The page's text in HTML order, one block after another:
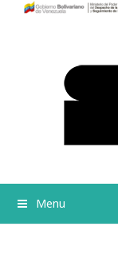
Menu